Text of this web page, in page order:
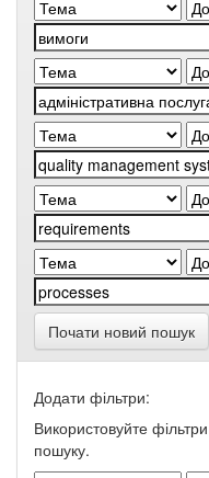
Почати новий пошук
Додати фільтри:
Використовуйте
пошуку.